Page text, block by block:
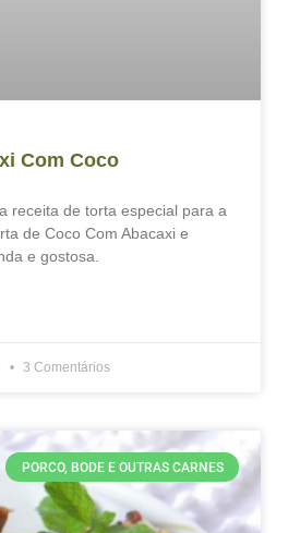
Com Coco
receita de torta especial para a
de Coco Com Abacaxi e
e gostosa.
3 Comentários
PORCO, BODE E OUTRAS CARNES